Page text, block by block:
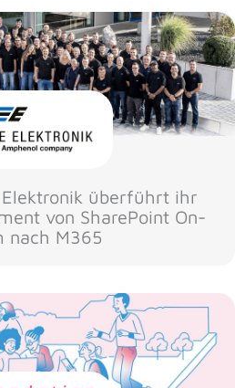
Elektronik überführt ihr
von SharePoint On-
nach M365